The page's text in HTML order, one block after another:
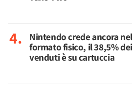
Nintendo crede ancora nel
formato fisico, il 38,5%
venduti è su cartuccia